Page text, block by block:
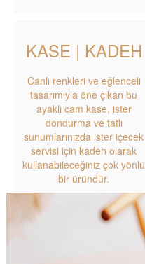
KASE | KADEH
Canlı renkleri ve eğlenceli
tasarımıyla öne çıkan bu
ayaklı cam kase, ister
dondurma ve tatlı
sunumlarınızda ister içecek
servisi için kadeh olarak
kullanabileceğiniz çok yönlü
bir üründür.